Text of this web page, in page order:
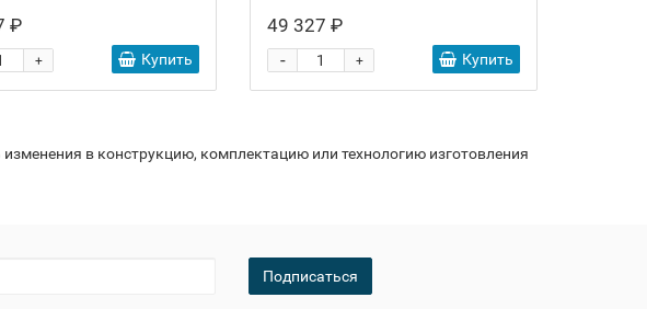
₽
+ Купить
49 327 ₽
+
- Купить
в конструкцию, комплектацию или технологию изготовления
Подписаться